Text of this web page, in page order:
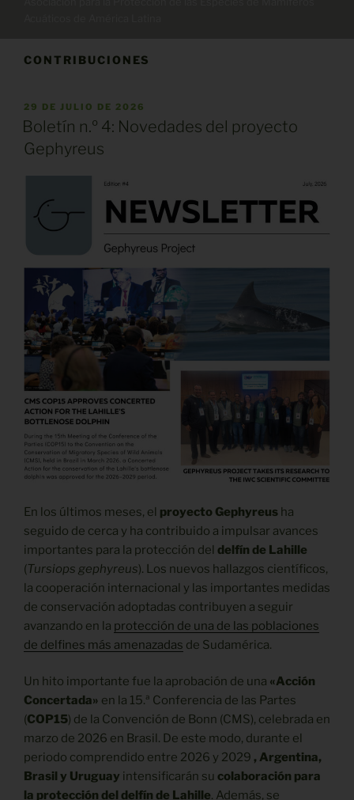
CONTRIBUCIONES
PUBLICADO
EL
29 DE JULIO DE 2026
Boletín n.º 4: Novedades del proyecto
Gephyreus
En los últimos meses, el proyecto Gephyreus ha
seguido de cerca y ha contribuido a impulsar avances
importantes para la protección del delfín de Lahille
(Tursiops gephyreus). Los nuevos hallazgos científicos,
la cooperación internacional y las importantes medidas
de conservación adoptadas contribuyen a seguir
avanzando en la protección de una de las poblaciones
de delfines más amenazadas de Sudamérica.
Un hito importante fue la aprobación de una «Acción
Concertada» en la 15.ª Conferencia de las Partes
(COP15) de la Convención de Bonn (CMS), celebrada en
marzo de 2026 en Brasil. De este modo, durante el
periodo comprendido entre 2026 y 2029 , Argentina,
Brasil y Uruguay intensificarán su colaboración para
la protección del delfín de Lahille. Además, se